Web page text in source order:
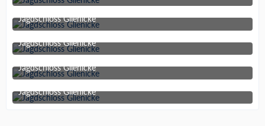
26. Dezember 2021 um 16:13
Jagdschloss Glienicke
26. Dezember 2021 um 16:13
Jagdschloss Glienicke
26. Dezember 2021 um 16:13
Jagdschloss Glienicke
26. Dezember 2021 um 16:13
Jagdschloss Glienicke
26. Dezember 2021 um 16:13